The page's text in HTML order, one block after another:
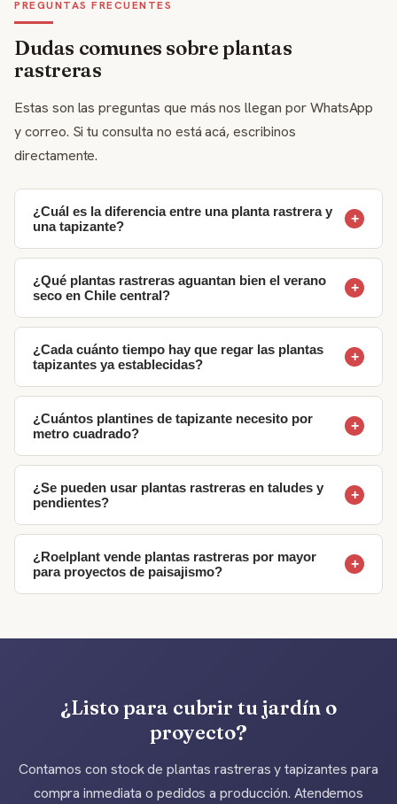
PREGUNTAS FRECUENTES
Dudas comunes sobre plantas
rastreras
Estas son las preguntas que más nos llegan por WhatsApp
y correo. Si tu consulta no está acá, escribinos
directamente.
¿Cuál es la diferencia entre una planta rastrera y
una tapizante?
+
¿Qué plantas rastreras aguantan bien el verano
seco en Chile central?
+
¿Cada cuánto tiempo hay que regar las plantas
tapizantes ya establecidas?
+
¿Cuántos plantines de tapizante necesito por
metro cuadrado?
+
¿Se pueden usar plantas rastreras en taludes y
pendientes?
+
¿Roelplant vende plantas rastreras por mayor
para proyectos de paisajismo?
+
¿Listo para cubrir tu jardín o
proyecto?
Contamos con stock de plantas rastreras y tapizantes para
compra inmediata o pedidos a producción. Atendemos